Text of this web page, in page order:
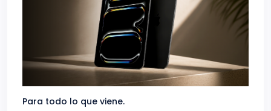
Para todo lo que viene.